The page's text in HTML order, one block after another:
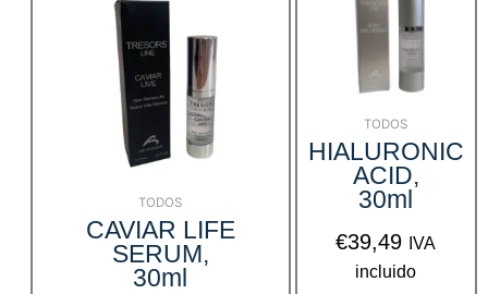
TODOS
CAVIAR LIFE
SERUM,
30ml
TODOS
HIALURONIC
ACID,
30ml
€39,49 IVA
incluido